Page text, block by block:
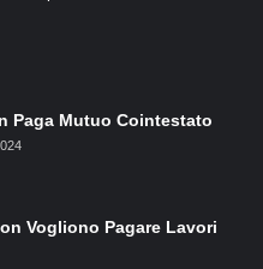
Paga Mutuo Cointestato
Vogliono Pagare Lavori